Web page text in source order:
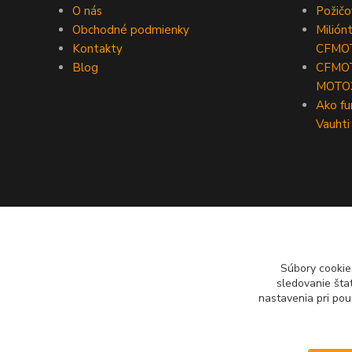
O nás
Obchodné podmienky
Kontakty
Blog
Ako
Vauhti
Súbory
sledovanie
nastavenia pri